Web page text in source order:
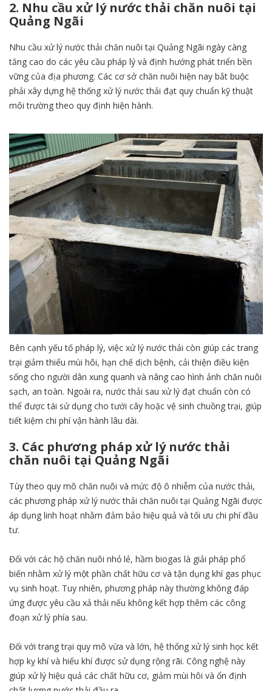
2. Nhu cầu xử lý nước thải chăn nuôi tại
Quảng Ngãi
Nhu cầu xử lý nước thải chăn nuôi tại Quảng Ngãi ngày càng
tăng cao do các yêu cầu pháp lý và định hướng phát triển bền
vững của địa phương. Các cơ sở chăn nuôi hiện nay bắt buộc
phải xây dựng hệ thống xử lý nước thải đạt quy chuẩn kỹ thuật
môi trường theo quy định hiện hành.
Bên cạnh yếu tố pháp lý, việc xử lý nước thải còn giúp các trang
trại giảm thiểu mùi hôi, hạn chế dịch bệnh, cải thiện điều kiện
sống cho người dân xung quanh và nâng cao hình ảnh chăn nuôi
sạch, an toàn. Ngoài ra, nước thải sau xử lý đạt chuẩn còn có
thể được tái sử dụng cho tưới cây hoặc vệ sinh chuồng trại, giúp
tiết kiệm chi phí vận hành lâu dài.
3. Các phương pháp xử lý nước thải
chăn nuôi tại Quảng Ngãi
Tùy theo quy mô chăn nuôi và mức độ ô nhiễm của nước thải,
các phương pháp xử lý nước thải chăn nuôi tại Quảng Ngãi được
áp dụng linh hoạt nhằm đảm bảo hiệu quả và tối ưu chi phí đầu
tư.
Đối với các hộ chăn nuôi nhỏ lẻ, hầm biogas là giải pháp phổ
biến nhằm xử lý một phần chất hữu cơ và tận dụng khí gas phục
vụ sinh hoạt. Tuy nhiên, phương pháp này thường không đáp
ứng được yêu cầu xả thải nếu không kết hợp thêm các công
đoạn xử lý phía sau.
Đối với trang trại quy mô vừa và lớn, hệ thống xử lý sinh học kết
hợp kỵ khí và hiếu khí được sử dụng rộng rãi. Công nghệ này
giúp xử lý hiệu quả các chất hữu cơ, giảm mùi hôi và ổn định